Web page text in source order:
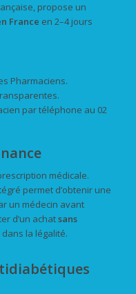
propose un
France en 2–4 jours
Pharmaciens.
par téléphone au 02
médicale.
permet d’obtenir une
un médecin avant
d’un achatsans
la légalité.